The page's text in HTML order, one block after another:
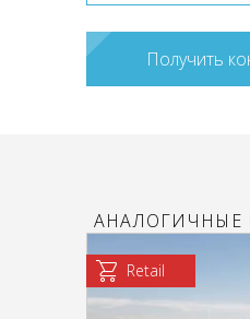
Получить
АНАЛОГИЧНЫЕ
Retail